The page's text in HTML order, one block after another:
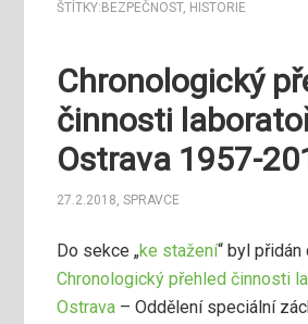
ŠTÍTKY: BEZPEČNOST, HISTORIE
Chronologický
činnosti
Ostrava 1957-
27.2.2018,SPRAVCE
Do sekce „ke stažení“ byl
Chronologický přehled činnosti
Ostrava – Oddělení speciální